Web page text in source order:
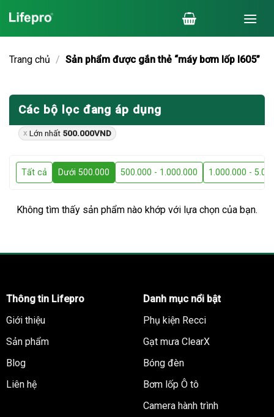
đến
nội
dung
Trang chủ / Sản phẩm được gắn thẻ “máy bơm lốp l605”
Các bộ lọc đang áp dụng
Lớn nhất 500.000VND
Tất cả Dưới 500.000 500.000 - 1.000.000 1.000.000 -
Không tìm thấy sản phẩm nào khớp với lựa chọn của bạn.
Thông tin Lifepro
Giới thiệu
Sản phẩm
Blog
Liên hệ
Danh mục nổi bật
Phụ kiện Recci
Gạt mưa ClearX
Bóng đèn
Bơm lốp Ô tô
Camera hành trình